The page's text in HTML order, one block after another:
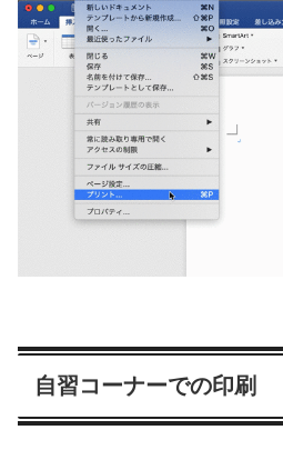
自習コーナーでの印刷